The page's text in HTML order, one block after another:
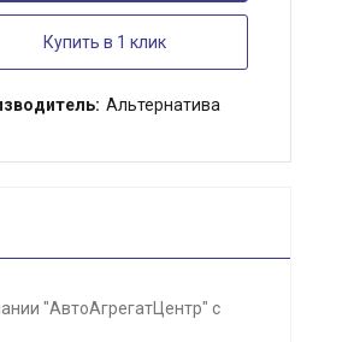
Купить в 1 клик
Альтернатива
"АвтоАгрегатЦентр" с